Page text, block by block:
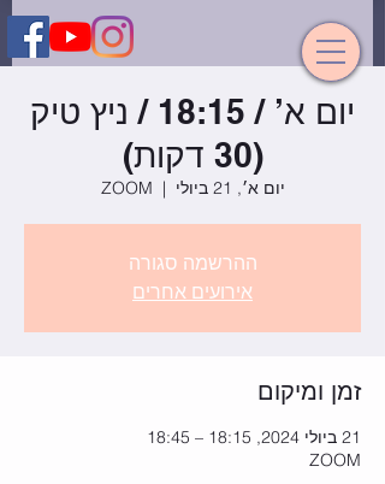
יום א’ / 18:15 / ניץ טיק
(30 דקות)
יום א׳, 21 ביולי
  |
ZOOM
ההרשמה סגורה
אירועים אחרים
זמן ומיקום
21 ביולי 2024, 18:15 – 18:45
ZOOM